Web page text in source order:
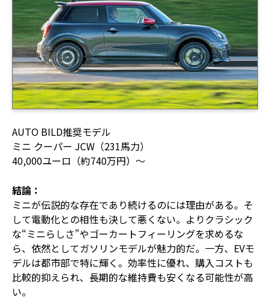
AUTO BILD推奨モデル
ミニ クーパー JCW（231馬力）
40,000ユーロ（約740万円）〜
結論：
ミニが伝説的な存在であり続けるのには理由がある。そ
して電動化との相性も決して悪くない。よりクラシック
な“ミニらしさ”やゴーカートフィーリングを求めるな
ら、依然としてガソリンモデルが魅力的だ。一方、EVモ
デルは都市部で特に輝く。効率性に優れ、購入コストも
比較的抑えられ、長期的な維持費も安くなる可能性が高
い。